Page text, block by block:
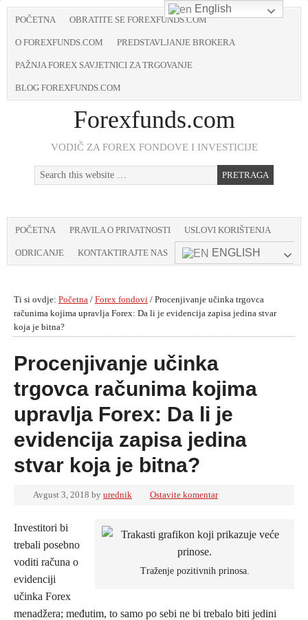
POČETNA OBRATITE SE FOREXFUNDS.COM
O FOREXFUNDS.COM PREDSTAVLJANJE BROKERA
PAŽNJA FOREX SAVJETNICI ZA TRGOVANJE
BLOG FOREXFUNDS.COM
Forexfunds.com
VODIČ ZA FOREX FONDOVE I INVESTICIJE
POČETNA PRAVILA O PRIVATNOSTI USLOVI KORIŠTENJA
ODRICANJE KONTAKTIRAJTE NAS ENGLISH
Ti si ovdje: Početna / Forex fondovi / Procenjivanje učinka trgovca
računima kojima upravlja Forex: Da li je evidencija zapisa jedina stvar
koja je bitna?
Procenjivanje učinka
trgovca računima kojima
upravlja Forex: Da li je
evidencija zapisa jedina
stvar koja je bitna?
Avgust 3, 2018 by urednik Ostavite komentar
Traženje pozitivnih prinosa.
Investitori bi
trebali posebno
voditi računa o
evidenciji
učinka Forex
menadžera; međutim, to samo po sebi ne bi trebalo biti jedini
English